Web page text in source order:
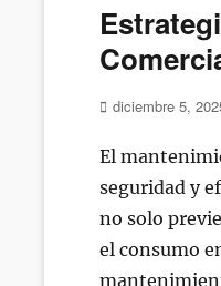
Publicado
diciembre 5,
El
seguridad y
no solo
el consumo